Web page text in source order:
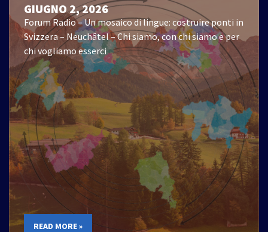
GIUGNO 2, 2026
Forum Radio – Un mosaico di lingue: costruire ponti in
Svizzera – Neuchâtel – Chi siamo, con chi siamo e per
chi vogliamo esserci
READ MORE »